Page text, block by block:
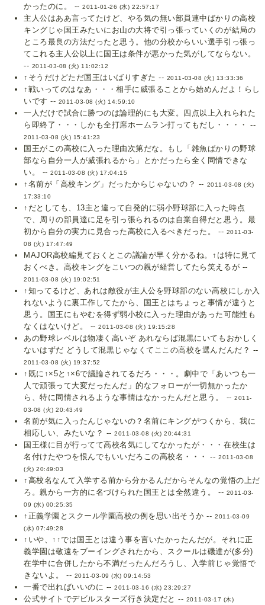
かったのに。 --2011-01-26 (水) 22:57:17
主人公はああ言ってたけど、やる気の無い部員連中ばかりの高校
キングじゃ国王みたいにお山の大将で引っ張っていくのが結局の
ところ最良の方法だったと思う。他の分校からいい選手引っ張っ
てこれる主人公以上に国王は条件が悪かった気がしてならない。
-- 2011-03-08 (火) 11:02:12
↑そうだけどただ国王はいばりすぎた -- 2011-03-08 (火) 13:33:36
↑戦いってのはなあ・・・相手に威張ることから始めんだよ！らし
いです -- 2011-03-08 (火) 14:59:10
一人だけで試合に勝つのは論理的にも大変。四点以上入れられた
ら即終了・・・しかも全打席ホームラン打ってもだし・・・・ --
2011-03-08 (火) 15:41:23
国王がこの高校に入った理由次第だな。もし「雑魚ばかりの野球
部なら自分一人が威張れるから」とかだったら全く同情できな
い。 --2011-03-08 (火) 17:04:15
↑名前が「高校キング」だったからじゃないの？ -- 2011-03-08 (火)
17:33:10
↑だとしても、13主と違って自発的に弱小野球部に入った時点
で、周りの部員達に足を引っ張られるのは自業自得だと思う。最
初から自分の実力に見合った高校に入るべきだった。 -- 2011-03-
08 (火) 17:47:49
MAJOR高校編見ておくとこの議論が早く分かるね。↑は特に見て
おくべき。高校キングをこいつの親が経営してたら笑えるが --
2011-03-08 (火) 19:02:51
↑知ってるけど、あれは敵役が主人公を野球部のない高校にしか入
れないように裏工作してたから、国王とはちょっと事情が違うと
思う。国王にもやむを得ず弱小校に入った理由があった可能性も
なくはないけど。 --2011-03-08 (火) 19:15:28
あの野球レベルは物凄く高いぞ あれならば混黒にいてもおかしく
ないはずだ どうして混黒じゃなくてここの高校を選んだんだ？ --
2011-03-08 (火) 19:37:52
↑既に↑×5と↑×6で議論されてるだろ・・・。劇中で「あいつも一
人で頑張って大変だったんだ」的なフォローが一切無かったか
ら、特に同情されるような事情はなかったんだと思う。 --2011-
03-08 (火) 20:43:49
名前が気に入ったんじゃないの？名前にキングがつくから、我に
相応しい、みたいな？ --2011-03-08 (火) 20:44:31
国王様に目が行ってて高校名気にしてなかったが・・・在校生は
名付けたやつを恨んでもいいだろこの高校名・・・ --2011-03-08
(火) 20:49:03
↑高校名なんて入学する前から分かるんだからそんなの覚悟の上だ
ろ。親から一方的に名づけられた国王とは全然違う。 -- 2011-03-
09 (水) 00:25:35
↑正義学園とスクール学園高校の例を思い出そうか --2011-03-09
(水) 07:49:28
↑いや、↑↑では国王とは違う事を言いたかったんだが。それに正
義学園は敬遠をブーイングされたから、スクールは磯達が(多分)
在学中に合併したから不満だったんだろうし、入学前じゃ覚悟で
きないよ。 -- 2011-03-09 (水) 09:14:53
一番で出ればいいのに --2011-03-16 (水) 23:29:27
公式サイトでデビルスターズ行き決定だと -- 2011-03-17 (木)